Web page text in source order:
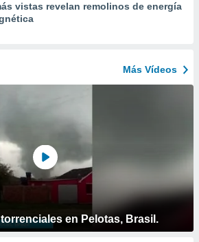
vistas revelan remolinos de energía
Más Vídeos
en Pelotas, Brasil.